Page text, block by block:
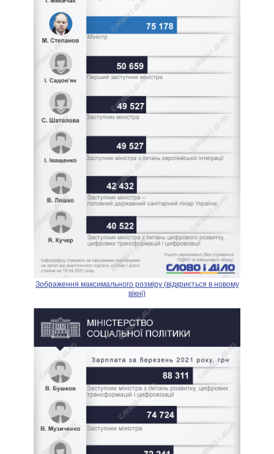
Зображення максимального розміру (відкриється в новому
вікні)